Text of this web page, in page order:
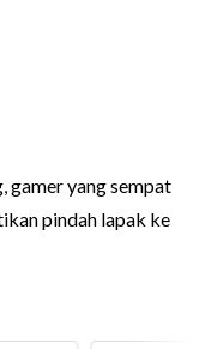
gamer yang sempat
pindah lapak ke